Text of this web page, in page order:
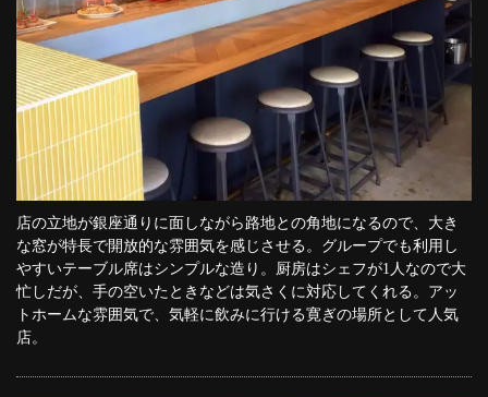
店の立地が銀座通りに面しながら路地との角地になるので、大き
な窓が特長で開放的な雰囲気を感じさせる。グループでも利用し
やすいテーブル席はシンプルな造り。厨房はシェフが1人なので大
忙しだが、手の空いたときなどは気さくに対応してくれる。アッ
トホームな雰囲気で、気軽に飲みに行ける寛ぎの場所として人気
店。